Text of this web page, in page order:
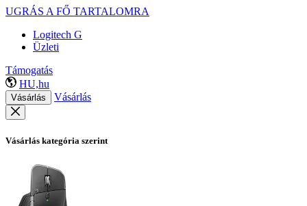
UGRÁS A FŐ TARTALOMRA
Logitech G
Üzleti
Támogatás
HU,hu
Vásárlás Vásárlás
Vásárlás kategória szerint